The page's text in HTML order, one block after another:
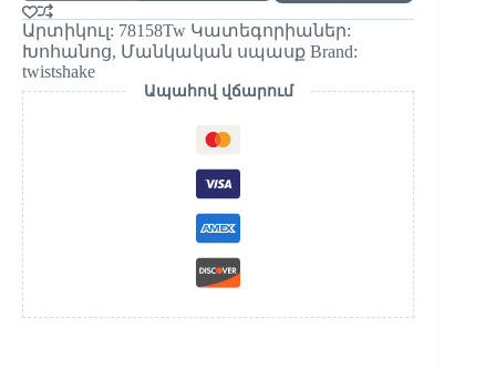
Արտիկուլ: 78158Tw Կատեգորիաներ:
Խոհանոց, Մանկական սպասք Brand:
twistshake
Ապահով վճարում